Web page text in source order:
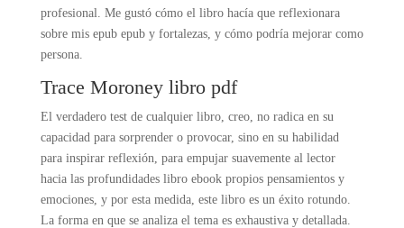
profesional. Me gustó cómo el libro hacía que reflexionara
sobre mis epub epub y fortalezas, y cómo podría mejorar como
persona.
Trace Moroney libro pdf
El verdadero test de cualquier libro, creo, no radica en su
capacidad para sorprender o provocar, sino en su habilidad
para inspirar reflexión, para empujar suavemente al lector
hacia las profundidades libro ebook propios pensamientos y
emociones, y por esta medida, este libro es un éxito rotundo.
La forma en que se analiza el tema es exhaustiva y detallada.